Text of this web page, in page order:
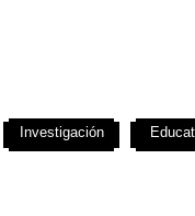
Investigación